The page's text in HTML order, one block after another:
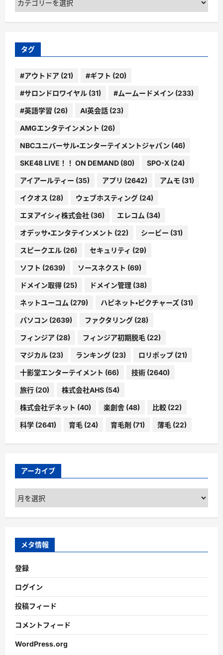
テ
ゴ
ー
タグ
#アウトドア (21) #ギフト (20)
#サロンドロワイヤル (31) #ムームードメイン (233)
#英語学習 (26) AI英会話 (23)
AMGエンタテインメント (26)
NBCユニバーサル・エンターテイメントジャパン (46)
SKE48 LIVE！！ ON DEMAND (80) SPO-X (24)
アイアールティー (35) アプリ (2642) アムモ (31)
イクオス (28) ウェブホスティング (24)
エヌアイシィ株式会社 (36) エレコム (34)
オデッサ・エンタテインメント (22) シービー (31)
スピークエル (26) セキュリティ (29)
ソフト (2639) ソースネクスト (69)
ドメイン取得 (25) ドメイン管理 (38)
ネットユーコム (279) ハピネット・ピクチャーズ (31)
パソコン (2639) ファクタリング (28)
フィンジア (28) フィンジア初期脱毛 (22)
マジカル (23) ランキング (23) ロリポップ (21)
十影堂エンターテイメント (66) 技術 (2640)
旅行 (20) 株式会社AHS (54)
株式会社デネット (40) 楽創舎 (48) 比較 (22)
科学 (2641) 育毛 (24) 育毛剤 (71) 薄毛 (22)
アーカイブ
ア
ー
カ
ブ
メタ情報
登録
ログイン
投稿フィード
コメントフィード
WordPress.org